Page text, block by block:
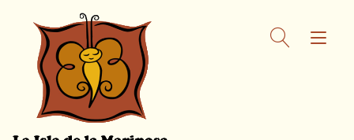
contenido